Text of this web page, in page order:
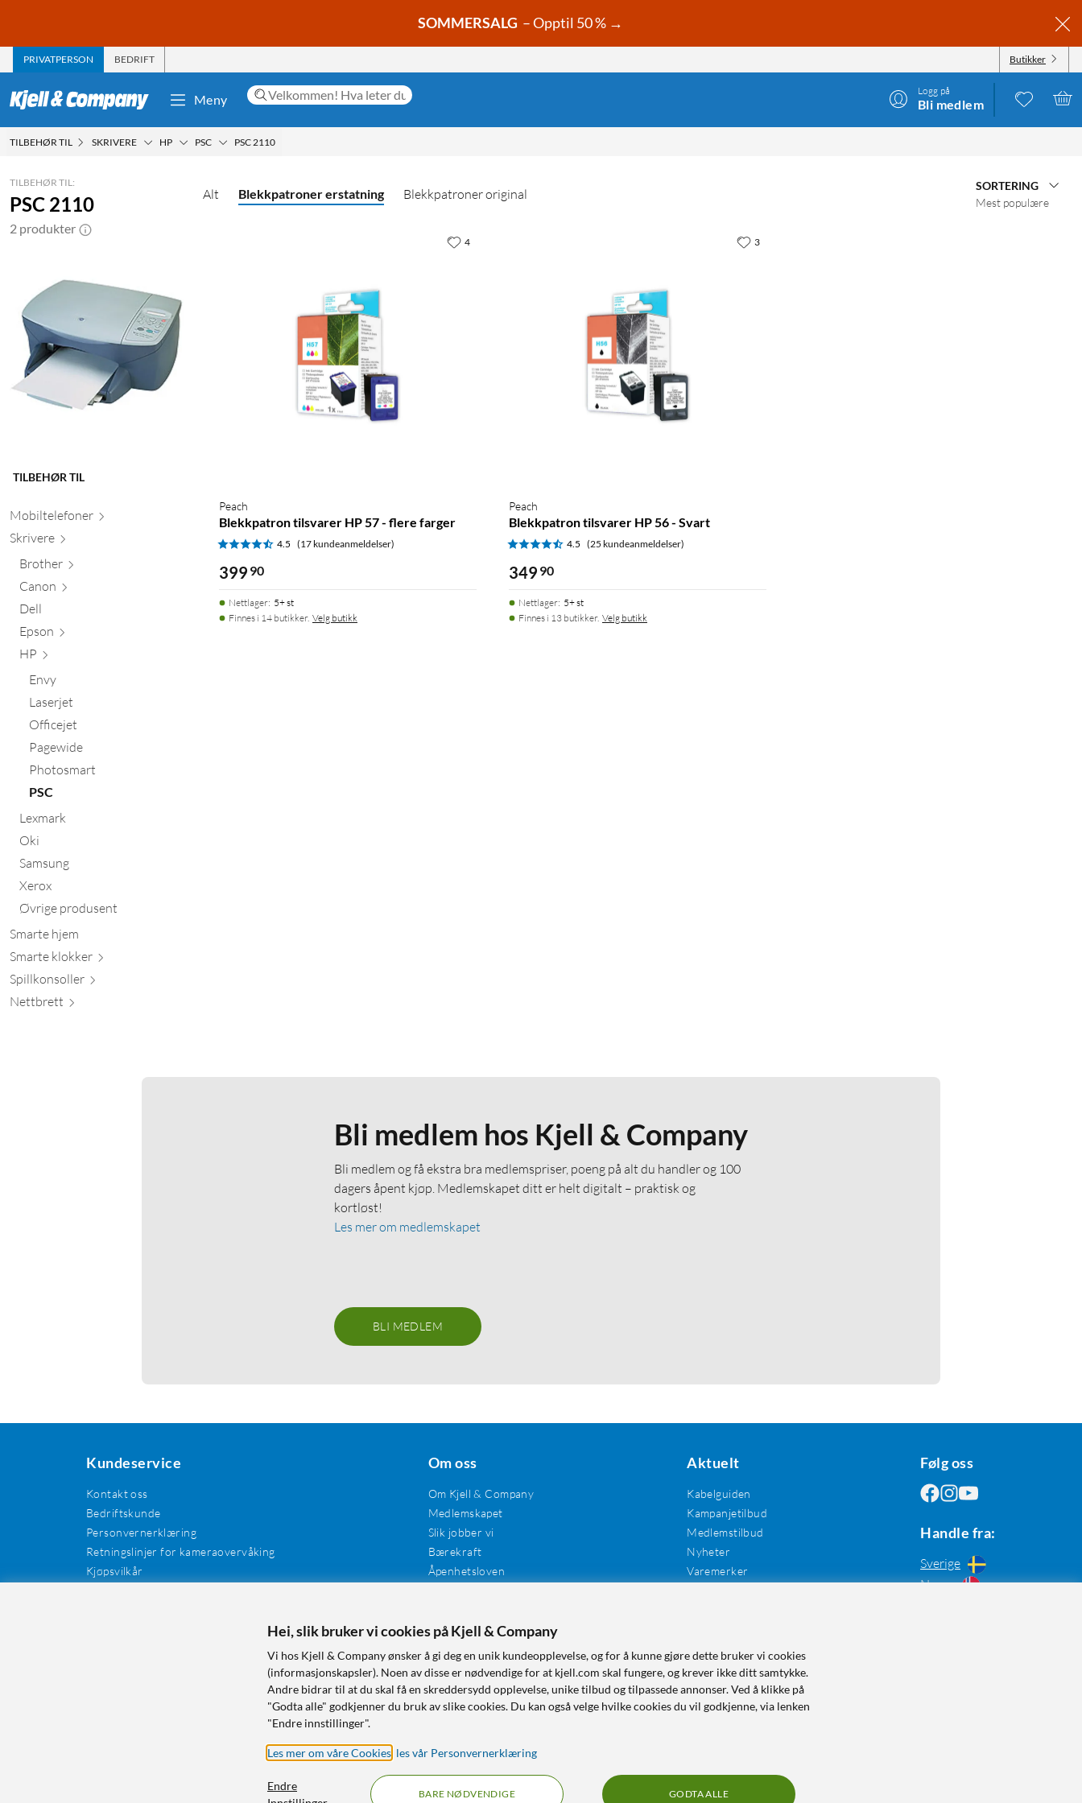
SOMMERSALG – Opptil 50 % →
PRIVATPERSON BEDRIFT Butikker
Meny
Logg på
Bli medlem
TILBEHØR TIL SKRIVERE HP PSC PSC 2110
TILBEHØR TIL:
PSC 2110
2 produkter
TILBEHØR TIL
Mobiltelefoner
Skrivere
Brother
Canon
Dell
Epson
HP
Envy
Laserjet
Officejet
Pagewide
Photosmart
PSC
Lexmark
Oki
Samsung
Xerox
Øvrige produsent
Smarte hjem
Smarte klokker
Spillkonsoller
Nettbrett
Alt Blekkpatroner erstatning Blekkpatroner original
SORTERING
Mest populære
Peach
Blekkpatron tilsvarer HP 57 - flere farger
4.5 (17 kundeanmeldelser)
399 90
Nettlager: 5+ st
Finnes i 14 butikker. Velg butikk
4
Peach
Blekkpatron tilsvarer HP 56 - Svart
4.5 (25 kundeanmeldelser)
349 90
Nettlager: 5+ st
Finnes i 13 butikker. Velg butikk
3
Bli medlem hos Kjell & Company
Bli medlem og få ekstra bra medlemspriser, poeng på alt du handler og 100
dagers åpent kjøp. Medlemskapet ditt er helt digitalt – praktisk og
kortløst!
Les mer om medlemskapet
BLI MEDLEM
Kundeservice
Kontakt oss
Bedriftskunde
Personvernerklæring
Retningslinjer for kameraovervåking
Kjøpsvilkår
Om oss
Om Kjell & Company
Medlemskapet
Slik jobber vi
Bærekraft
Åpenhetsloven
Tilgjengelighet
Aktuelt
Kabelguiden
Kampanjetilbud
Medlemstilbud
Nyheter
Varemerker
Følg oss
Handle fra:
Sverige
Norge
Hei, slik bruker vi cookies på Kjell & Company
Vi hos Kjell & Company ønsker å gi deg en unik kundeopplevelse, og for å kunne gjøre dette bruker vi cookies
(informasjonskapsler). Noen av disse er nødvendige for at kjell.com skal fungere, og krever ikke ditt samtykke.
Andre bidrar til at du skal få en skreddersydd opplevelse, unike tilbud og tilpassede annonser. Ved å klikke på
"Godta alle" godkjenner du bruk av slike cookies. Du kan også velge hvilke cookies du vil godkjenne, via lenken
"Endre innstillinger".
Les mer om våre Cookies les vår Personvernerklæring
Endre
BARE NØDVENDIGE GODTA ALLE